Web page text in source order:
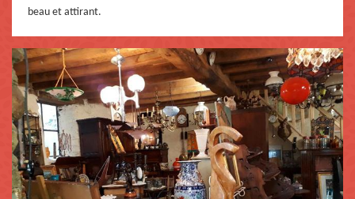
beau et attirant.